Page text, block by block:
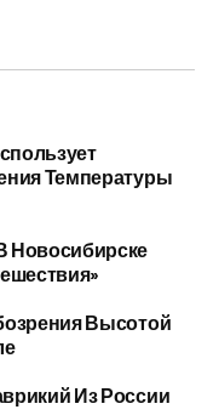
Температуры
Новосибирске
Высотой
Из России